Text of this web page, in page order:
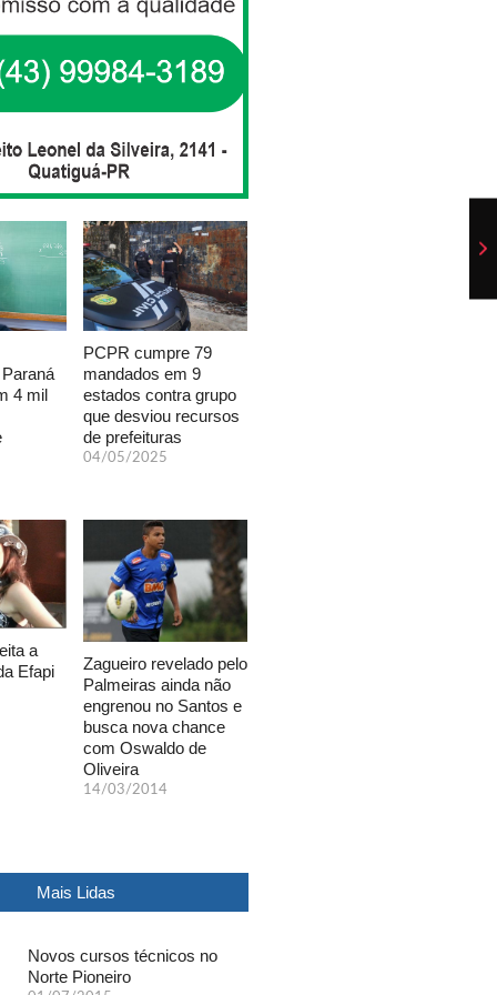
4 mil
PCPR cumpre 79
mandados em 9
estados contra grupo
que desviou recursos
de prefeituras
04/05/2025
a
Efapi
Zagueiro revelado pelo
Palmeiras ainda não
engrenou no Santos e
busca nova chance
com Oswaldo de
Oliveira
14/03/2014
Mais Lidas
Novos cursos técnicos no
Norte Pioneiro